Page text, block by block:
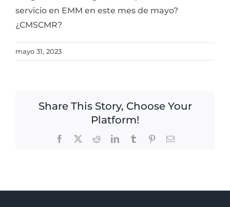
servicio en EMM en este mes de mayo?
¿CMSCMR?
mayo 31, 2023
Share This Story, Choose Your
Platform!
Facebook RedditLinkedInTumblr PinterestEmail